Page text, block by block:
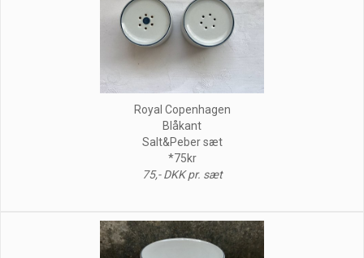
Royal Copenhagen
Blåkant
Salt&Peber sæt
*75kr
75,- DKK pr. sæt